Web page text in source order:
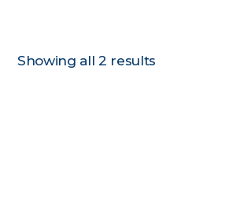
Showing all 2 results